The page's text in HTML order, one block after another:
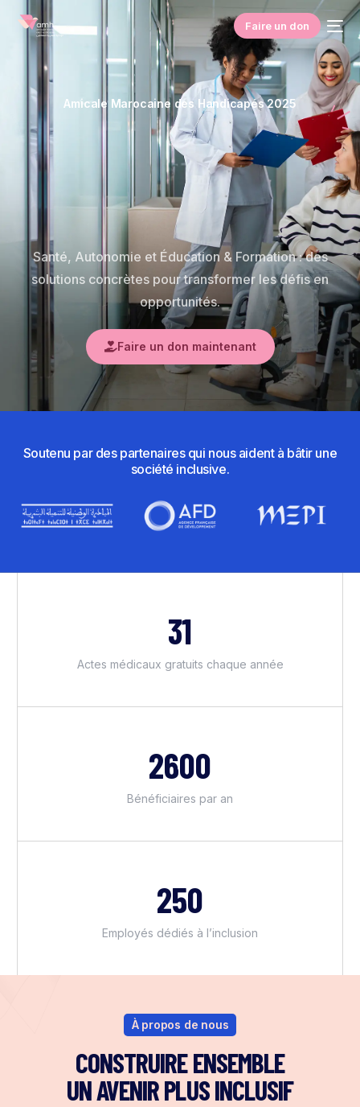
Faire un don
Amicale Marocaine des Handicapés 2025
Santé, Autonomie et Éducation & Formation : des
solutions concrètes pour transformer les défis en
opportunités.
Faire un don maintenant
Soutenu par des partenaires qui nous aident à bâtir une
société inclusive.
31
Actes médicaux gratuits chaque année
2600
Bénéficiaires par an
250
Employés dédiés à l’inclusion
À propos de nous
CONSTRUIRE ENSEMBLE
UN AVENIR PLUS INCLUSIF